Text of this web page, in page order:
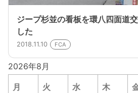
ジープ杉並の看板を環八四面道
した
2018.11.10 FCA
2026年8月
月 火 水 木